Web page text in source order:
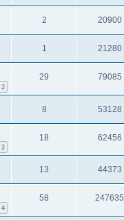
2 20900
1 21280
2
29 79085
8 53128
2
18 62456
13 44373
4
58 247635